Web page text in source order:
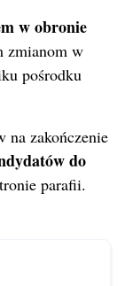
w obronie
zmianom w
pośrodku
na zakończenie
do
parafii.